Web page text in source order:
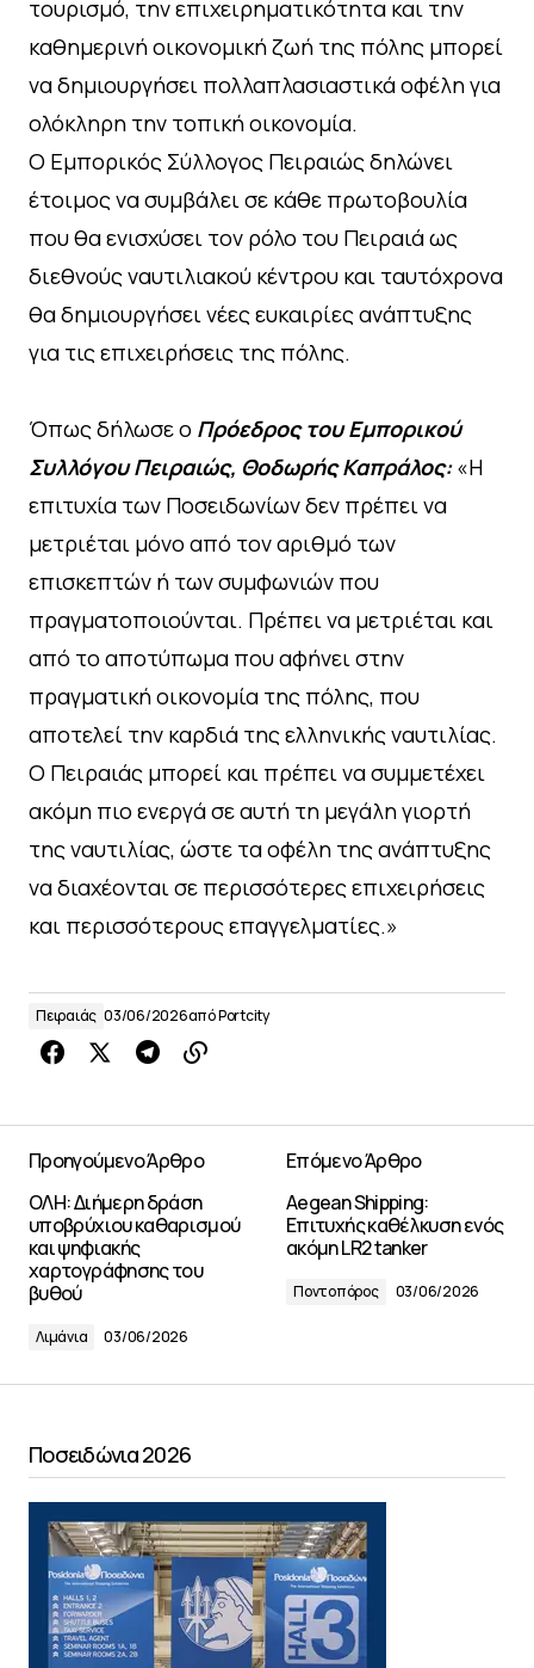
τουρισμό, την επιχειρηματικότητα και την
καθημερινή οικονομική ζωή της πόλης μπορεί
να δημιουργήσει πολλαπλασιαστικά οφέλη για
ολόκληρη την τοπική οικονομία.
Ο Εμπορικός Σύλλογος Πειραιώς δηλώνει
έτοιμος να συμβάλει σε κάθε πρωτοβουλία
που θα ενισχύσει τον ρόλο του Πειραιά ως
διεθνούς ναυτιλιακού κέντρου και ταυτόχρονα
θα δημιουργήσει νέες ευκαιρίες ανάπτυξης
για τις επιχειρήσεις της πόλης.
Όπως δήλωσε ο Πρόεδρος του Εμπορικού
Συλλόγου Πειραιώς, Θοδωρής Καπράλος:«Η
επιτυχία των Ποσειδωνίων δεν πρέπει να
μετριέται μόνο από τον αριθμό των
επισκεπτών ή των συμφωνιών που
πραγματοποιούνται. Πρέπει να μετριέται και
από το αποτύπωμα που αφήνει στην
πραγματική οικονομία της πόλης, που
αποτελεί την καρδιά της ελληνικής ναυτιλίας.
Ο Πειραιάς μπορεί και πρέπει να συμμετέχει
ακόμη πιο ενεργά σε αυτή τη μεγάλη γιορτή
της ναυτιλίας, ώστε τα οφέλη της ανάπτυξης
να διαχέονται σε περισσότερες επιχειρήσεις
και περισσότερους επαγγελματίες.»
Πειραιάς 03/06/2026απόPortcity
Προηγούμενο Άρθρο
ΟΛΗ: Διήμερη δράση
υποβρύχιου καθαρισμού
και ψηφιακής
χαρτογράφησης του
βυθού
Λιμάνια 03/06/2026
Επόμενο Άρθρο
Aegean Shipping:
Επιτυχής καθέλκυση ενός
ακόμη LR2 tanker
Ποντοπόρος 03/06/2026
Ποσειδώνια 2026